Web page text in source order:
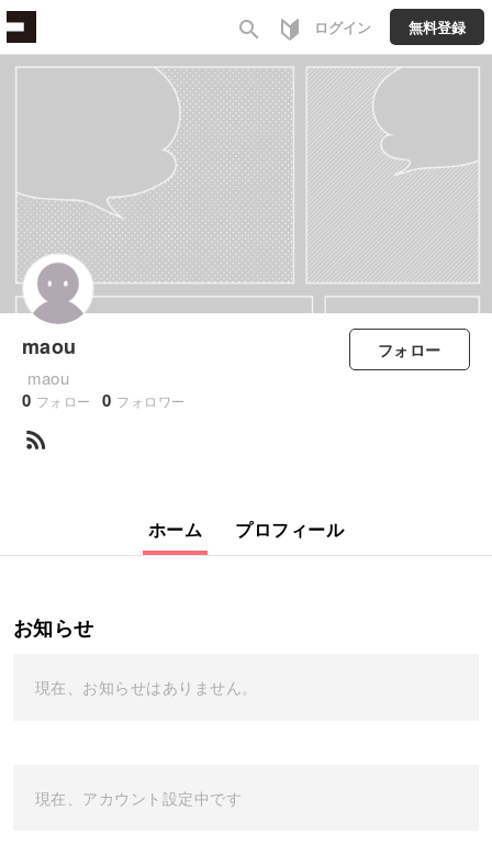
search ログイン 無料登録
maou
maou
0 フォロー 0 フォロワー
フォロー
rss_feed
ホーム プロフィール
お知らせ
現在、お知らせはありません。
現在、アカウント設定中です